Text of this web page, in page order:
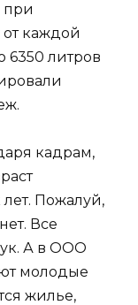
при
каждой
6350 литров
кадрам,
лет. Пожалуй,
Все
А в ООО
молодые
жилье,